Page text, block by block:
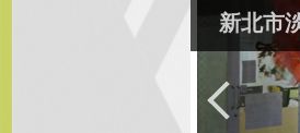
新北市